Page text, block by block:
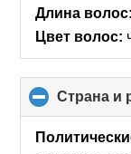
Длина волос:
Цвет волос:
Страна и